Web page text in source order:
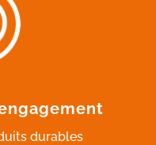
durables